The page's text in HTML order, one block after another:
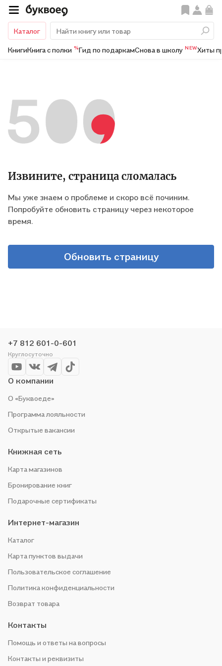
Каталог
КнигиКнига с полки %Гид по подаркамСнова в школу NEWХиты
Извините, страница сломалась
Мы уже знаем о проблеме и скоро всё починим.
Попробуйте обновить страницу через некоторое
время.
Обновить страницу
+7 812 601-0-601
Круглосуточно
О компании
О «Буквоеде»
Программа лояльности
Открытые вакансии
Книжная сеть
Карта магазинов
Бронирование книг
Подарочные сертификаты
Интернет-магазин
Каталог
Карта пунктов выдачи
Пользовательское соглашение
Политика конфиденциальности
Возврат товара
Контакты
Помощь и ответы на вопросы
Контакты и реквизиты